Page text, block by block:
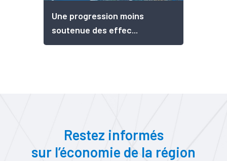
Une progression moins
soutenue des effec...
Restez informés
sur l’économie de la région